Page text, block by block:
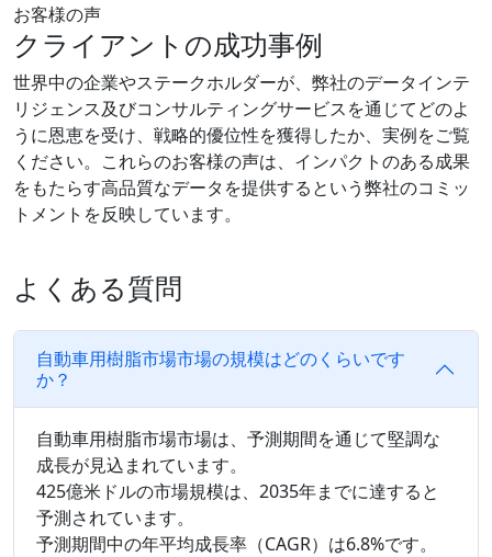
お客様の声
クライアントの成功事例
世界中の企業やステークホルダーが、弊社のデータインテ
リジェンス及びコンサルティングサービスを通じてどのよ
うに恩恵を受け、戦略的優位性を獲得したか、実例をご覧
ください。これらのお客様の声は、インパクトのある成果
をもたらす高品質なデータを提供するという弊社のコミッ
トメントを反映しています。
よくある質問
自動車用樹脂市場市場の規模はどのくらいです
か？
自動車用樹脂市場市場は、予測期間を通じて堅調な
成長が見込まれています。
425億米ドルの市場規模は、2035年までに達すると
予測されています。
予測期間中の年平均成長率（CAGR）は6.8%です。